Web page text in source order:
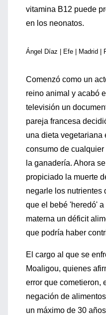
vitamina B12 puede
en los neonatos.
Ángel Díaz | Efe | Madrid |
Comenzó como un
reino animal y acabó
televisión un
pareja francesa
una dieta vegetariana
consumo de
la ganadería. Ahora
propiciado la muerte
negarle los nutrientes
que el bebé 'heredó'
materna un déficit
que podría haber
El cargo al que se
Moaligou, quienes
error que cometieron,
negación de
un máximo de 30